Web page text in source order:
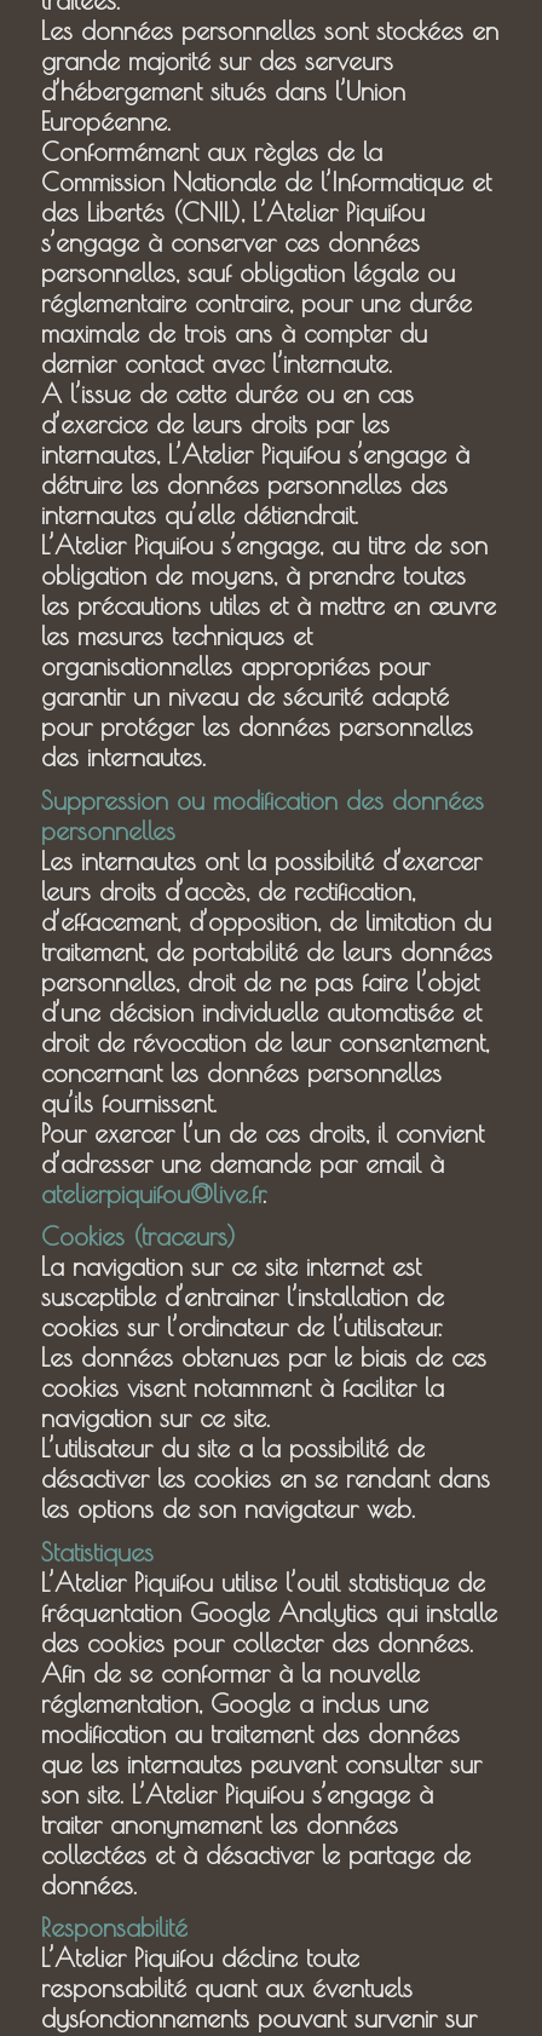
Les données personnelles sont stockées en
grande majorité sur des serveurs
d’hébergement situés dans l’Union
Européenne.
Conformément aux règles de la
Commission Nationale de l’Informatique et
des Libertés (CNIL), L’Atelier Piquifou
s’engage à conserver ces données
personnelles, sauf obligation légale ou
réglementaire contraire, pour une durée
maximale de trois ans à compter du
dernier contact avec l’internaute.
A l’issue de cette durée ou en cas
d’exercice de leurs droits par les
internautes, L’Atelier Piquifou s’engage à
détruire les données personnelles des
internautes qu’elle détiendrait.
L’Atelier Piquifou s’engage, au titre de son
obligation de moyens, à prendre toutes
les précautions utiles et à mettre en œuvre
les mesures techniques et
organisationnelles appropriées pour
garantir un niveau de sécurité adapté
pour protéger les données personnelles
des internautes.
Suppression ou modification des données
personnelles
Les internautes ont la possibilité d’exercer
leurs droits d’accès, de rectification,
d’effacement, d’opposition, de limitation du
traitement, de portabilité de leurs données
personnelles, droit de ne pas faire l’objet
d’une décision individuelle automatisée et
droit de révocation de leur consentement,
concernant les données personnelles
qu’ils fournissent.
Pour exercer l’un de ces droits, il convient
d’adresser une demande par email à
atelierpiquifou@live.fr.
Cookies (traceurs)
La navigation sur ce site internet est
susceptible d’entrainer l’installation de
cookies sur l’ordinateur de l’utilisateur.
Les données obtenues par le biais de ces
cookies visent notamment à faciliter la
navigation sur ce site.
L’utilisateur du site a la possibilité de
désactiver les cookies en se rendant dans
les options de son navigateur web.
Statistiques
L’Atelier Piquifou utilise l’outil statistique de
fréquentation Google Analytics qui installe
des cookies pour collecter des données.
Afin de se conformer à la nouvelle
réglementation, Google a inclus une
modification au traitement des données
que les internautes peuvent consulter sur
son site. L’Atelier Piquifou s’engage à
traiter anonymement les données
collectées et à désactiver le partage de
données.
Responsabilité
L’Atelier Piquifou décline toute
responsabilité quant aux éventuels
dysfonctionnements pouvant survenir sur